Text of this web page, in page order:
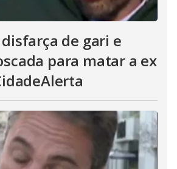
de gari e
para matar a ex